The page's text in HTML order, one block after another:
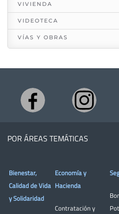
VIVIENDA
VIDEOTECA
VÍAS Y OBRAS
POR ÁREAS TEMÁTICAS
Bienestar,
Calidad de Vida
y Solidaridad
Economía y
Hacienda
Contratación y